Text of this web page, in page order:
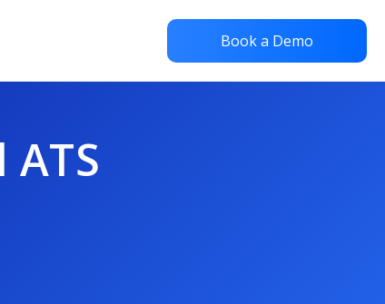
Book a Demo